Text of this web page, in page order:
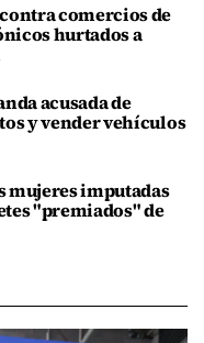
comercios de
hurtados a
acusada de
y vender vehículos
mujeres imputadas
"premiados" de